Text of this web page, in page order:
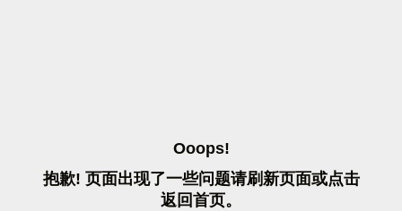
OOOPS!
抱歉! 页面出现了一些问题请刷 新页面或点击
返 回首页。